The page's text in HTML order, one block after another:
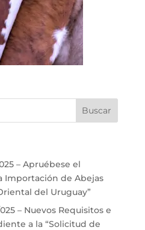
– Apruébese el
Importación de Abejas
del Uruguay”
– Nuevos Requisitos e
a la “Solicitud de